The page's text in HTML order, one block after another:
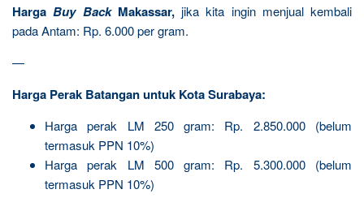
Harga Buy BackMakassar,jika kita ingin menjual kembali
pada Antam: Rp. 6.000 per gram.
—
Harga Perak Batangan untuk Kota Surabaya:
Harga perak LM 250 gram: Rp. 2.850.000 (belum
termasuk PPN 10%)
Harga perak LM 500 gram: Rp. 5.300.000 (belum
termasuk PPN 10%)